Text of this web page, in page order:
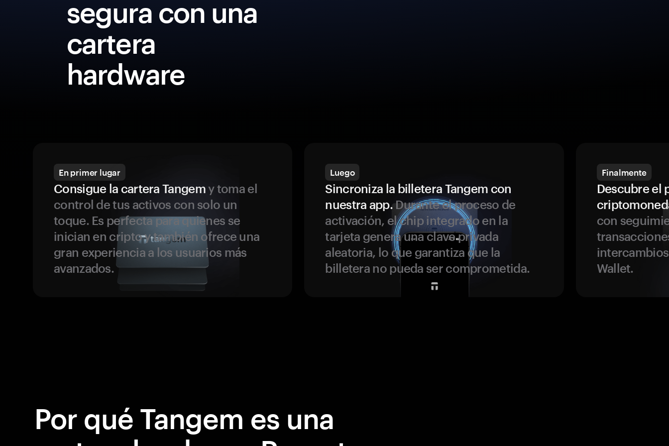
segura con una
cartera
hardware
En primer lugar
Consigue la cartera Tangemy toma el
control de tus activos con solo un
toque. Es perfecta para quienes se
inician en cripto y también ofrece una
gran experiencia a los usuarios más
avanzados.
Luego
Sincroniza la billetera Tangem con
nuestra app.Durante el proceso de
activación, el chip integrado en la
tarjeta genera una clave privada
aleatoria, lo que garantiza que la
billetera no pueda ser comprometida.
Finalmente
Descubre el
con
Wallet.
Por qué Tangem es una